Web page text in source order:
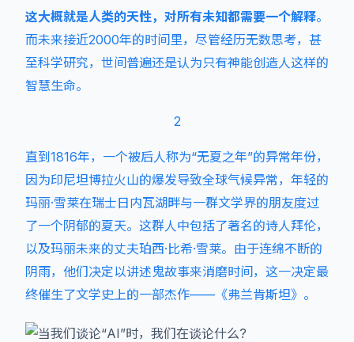
这大概就是人类的天性，对所有未知都需要一个解释。
而未来接近2000年的时间里，尽管经历无数思考，甚
至科学研究，世间普遍还是认为只有神能创造人这样的
智慧生命。
2
直到1816年，一个被后人称为“无夏之年”的异常年份，
因为印尼坦博拉火山的爆发导致全球气候异常，年轻的
玛丽·雪莱在瑞士日内瓦湖畔与一群文学界的朋友度过
了一个阴郁的夏天。这群人中包括了著名的诗人拜伦，
以及玛丽未来的丈夫珀西·比希·雪莱。由于连绵不断的
阴雨，他们决定以讲述鬼故事来消磨时间，这一决定最
终催生了文学史上的一部杰作——《弗兰肯斯坦》。